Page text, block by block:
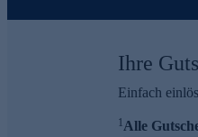
Ihre
Einfach
1Alle